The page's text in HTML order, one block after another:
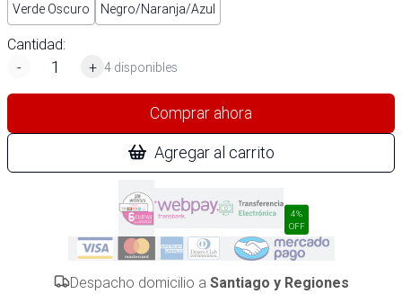
Verde Oscuro Negro/Naranja/Azul
Cantidad:
-
+ 4 disponibles
Comprar ahora
Agregar al carrito
4%
OFF
Despacho domicilio a Santiago y Regiones